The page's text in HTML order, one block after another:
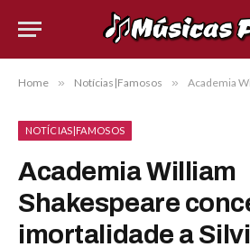
Home » Notícias|Famosos » Academia William
NOTÍCIAS|FAMOSOS
Academia William
Shakespeare
imortalidade a